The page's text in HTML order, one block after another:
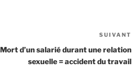
SUIVANT
Mort d’un salarié durant une relation
sexuelle = accident du travail